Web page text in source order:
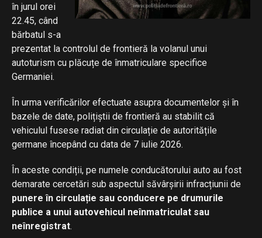
în jurul orei
22.45, când
bărbatul s-a
prezentat la controlul de frontieră la volanul unui
autoturism cu plăcuțe de înmatriculare specifice
Germaniei.
În urma verificărilor efectuate asupra documentelor și în
bazele de date, polițiștii de frontieră au stabilit că
vehiculul fusese radiat din circulație de autoritățile
germane începând cu data de 7 iulie 2026.
În aceste condiții, pe numele conducătorului auto au fost
demarate cercetări sub aspectul săvârșirii infracțiunii de
punere în circulație sau conducere pe drumurile
publice a unui autovehicul neînmatriculat sau
neînregistrat.